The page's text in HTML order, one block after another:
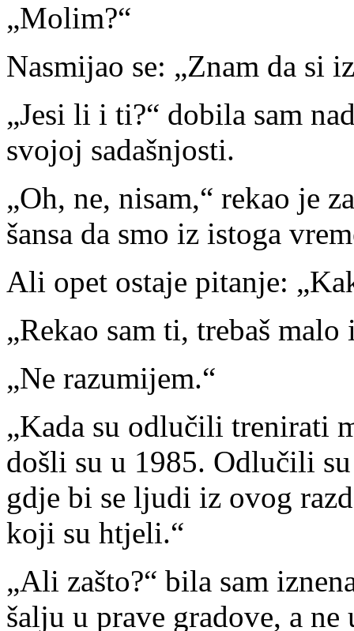
„Molim?“
Nasmijao se: „Znam da si
„Jesi li i ti?“ dobila sam
svojoj sadašnjosti.
„Oh, ne, nisam,“ rekao je
šansa da smo iz istoga
Ali opet ostaje pitanje:
„Rekao sam ti, trebaš
„Ne razumijem.“
„Kada su odlučili trenirati
došli su u 1985. Odlučili
gdje bi se ljudi iz ovog
koji su htjeli.“
„Ali zašto?“ bila sam
šalju u prave gradove, a